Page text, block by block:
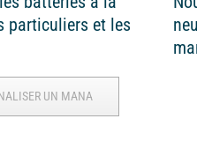
particuliers et les
UN MANA